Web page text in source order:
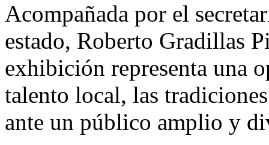
Acompañada por el
estado, Roberto Gradillas
exhibición representa una
talento local, las
ante un público amplio y